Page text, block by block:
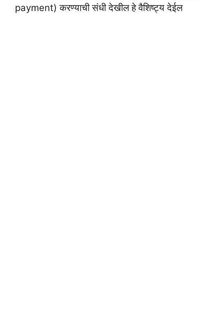
payment) करण्याची संधी देखील हे वैशिष्ट्य देईल